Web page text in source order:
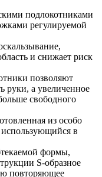
подлокотниками
регулируемой
и снижает риск
позволяют
руки, а увеличенное
свободного
из особо
в
формы,
S-образное
повторяющее